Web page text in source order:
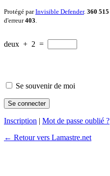
Protégé parInvisible Defender. 360 515
d'erreur403
deux + 2 =
Se souvenir de moi
Inscription | Mot de passe oublié ?
← Retour vers Lamastre.net